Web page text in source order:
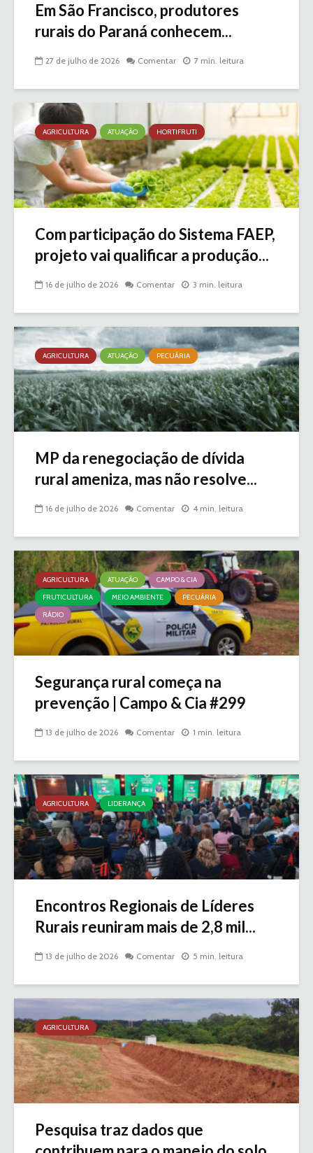
Em São Francisco, produtores
rurais do Paraná conhecem...
27 de julho de 2026 Comentar 7 min. leitura
AGRICULTURA ATUAÇÃO HORTIFRUTI
Com participação do Sistema FAEP,
projeto vai qualificar a produção...
16 de julho de 2026 Comentar 3 min. leitura
AGRICULTURA ATUAÇÃO PECUÁRIA
MP da renegociação de dívida
rural ameniza, mas não resolve...
16 de julho de 2026 Comentar 4 min. leitura
AGRICULTURA ATUAÇÃO
CAMPO & CIA
FRUTICULTURA
MEIO AMBIENTE
PECUÁRIA
RÁDIO
Segurança rural começa na
prevenção | Campo & Cia #299
13 de julho de 2026 Comentar 1 min. leitura
AGRICULTURA LIDERANÇA
Encontros Regionais de Líderes
Rurais reuniram mais de 2,8 mil...
13 de julho de 2026 Comentar 5 min. leitura
AGRICULTURA
Pesquisa traz dados que